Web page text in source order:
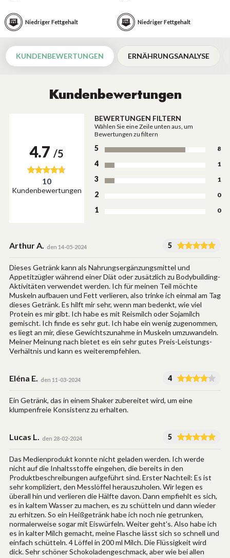
Niedriger Fettgehalt Niedriger Fettgehalt
KUNDENBEWERTUNGEN ERNÄHRUNGSANALYSE
Kundenbewertungen
4.7 /5
10
Kundenbewertungen
BEWERTUNGEN FILTERN
Wählen Sie eine Zeile unten aus, um
Bewertungen zu filtern
5 8
4 1
3 1
2 0
1 0
Arthur A. den 14-05-2024 5
Dieses Getränk kann als Nahrungsergänzungsmittel und
Appetitzügler während einer Diät oder zusätzlich zu Bodybuilding-
Aktivitäten verwendet werden. Ich für meinen Teil möchte
Muskeln aufbauen und Fett verlieren, also trinke ich einmal am Tag
dieses Getränk. Es hilft mir sehr, wenn man bedenkt, wie viel
Protein es mir gibt. Ich habe es mit Reismilch oder Sojamilch
gemischt. Ich finde es sehr gut. Ich habe ein wenig zugenommen,
es liegt an mir, diese Gewichtszunahme in Muskeln umzuwandeln.
Meiner Meinung nach bietet es ein sehr gutes Preis-Leistungs-
Verhältnis und kann es weiterempfehlen.
Eléna E. den 11-03-2024 4
Ein Getränk, das in einem Shaker zubereitet wird, um eine
klumpenfreie Konsistenz zu erhalten.
Lucas L. den 28-02-2024 5
Das Medienprodukt konnte nicht geladen werden. Ich werde
nicht auf die Inhaltsstoffe eingehen, die bereits in den
Produktbeschreibungen aufgeführt sind. Erster Nachteil: Es ist
sehr kompliziert, den Messlöffel herauszuholen. Wir legen es
überall hin und verlieren die Hälfte davon. Dann empfiehlt es sich,
es in kaltem Wasser zu machen, es zu schütteln und dann wieder
zu erhitzen. So ein Heißgetränk habe ich noch nie getrunken,
normalerweise sogar mit Eiswürfeln. Weiter geht's. Also habe ich
es in kalter Milch gemacht, meine Flasche lässt sich so schnell und
einfach schütteln. 4 Löffel in 200 ml Milch. Die Flüssigkeit wird
dick. Sehr schöner Schokoladengeschmack, aber wie bei allen